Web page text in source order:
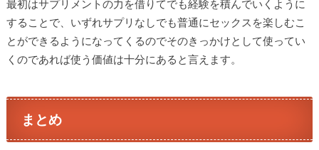
最初はサプリメントの力を借りてでも経験を積んでいくように
することで、いずれサプリなしでも普通にセックスを楽しむこ
とができるようになってくるのでそのきっかけとして使ってい
くのであれば使う価値は十分にあると言えます。
まとめ